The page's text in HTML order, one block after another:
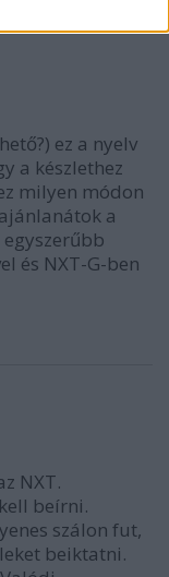
ez a nyelv
a készlethez
milyen módon
a
és NXT-G-ben
NXT.
beírni.
szálon fut,
beiktatni.